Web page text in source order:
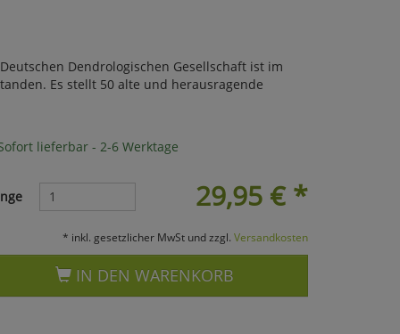
Dendrologischen Gesellschaft ist im
Es stellt 50 alte und herausragende
lieferbar - 2-6 Werktage
29,95 €*
* inkl. gesetzlicher MwSt und zzgl. Versandkosten
IN DEN WARENKORB